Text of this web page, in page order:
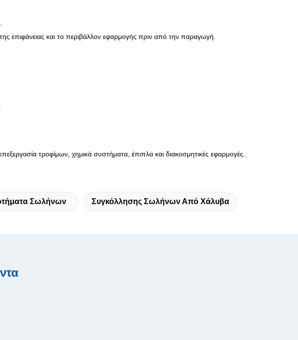
επιφάνειας και το περιβάλλον εφαρμογής πριν από την παραγωγή.
τροφίμων, χημικά συστήματα, έπιπλα και διακοσμητικές εφαρμογές.
Σωλήνων Συγκόλλησης Σωλήνων Από Χάλυβα